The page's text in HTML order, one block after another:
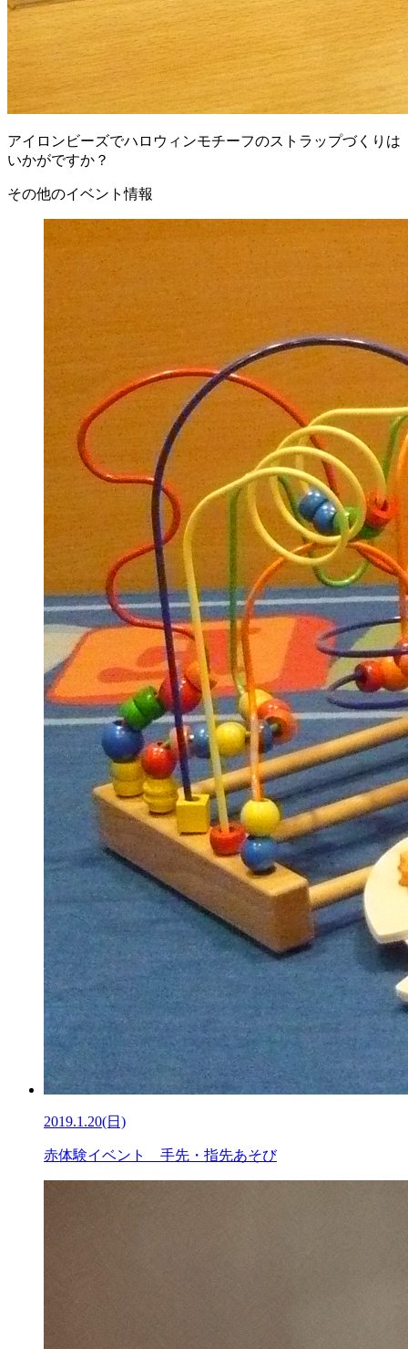
アイロンビーズでハロウィンモチーフのストラップづくりは
いかがですか？
その他のイベント情報
2019.1.20(日)
赤体験イベント 手先・指先あそび